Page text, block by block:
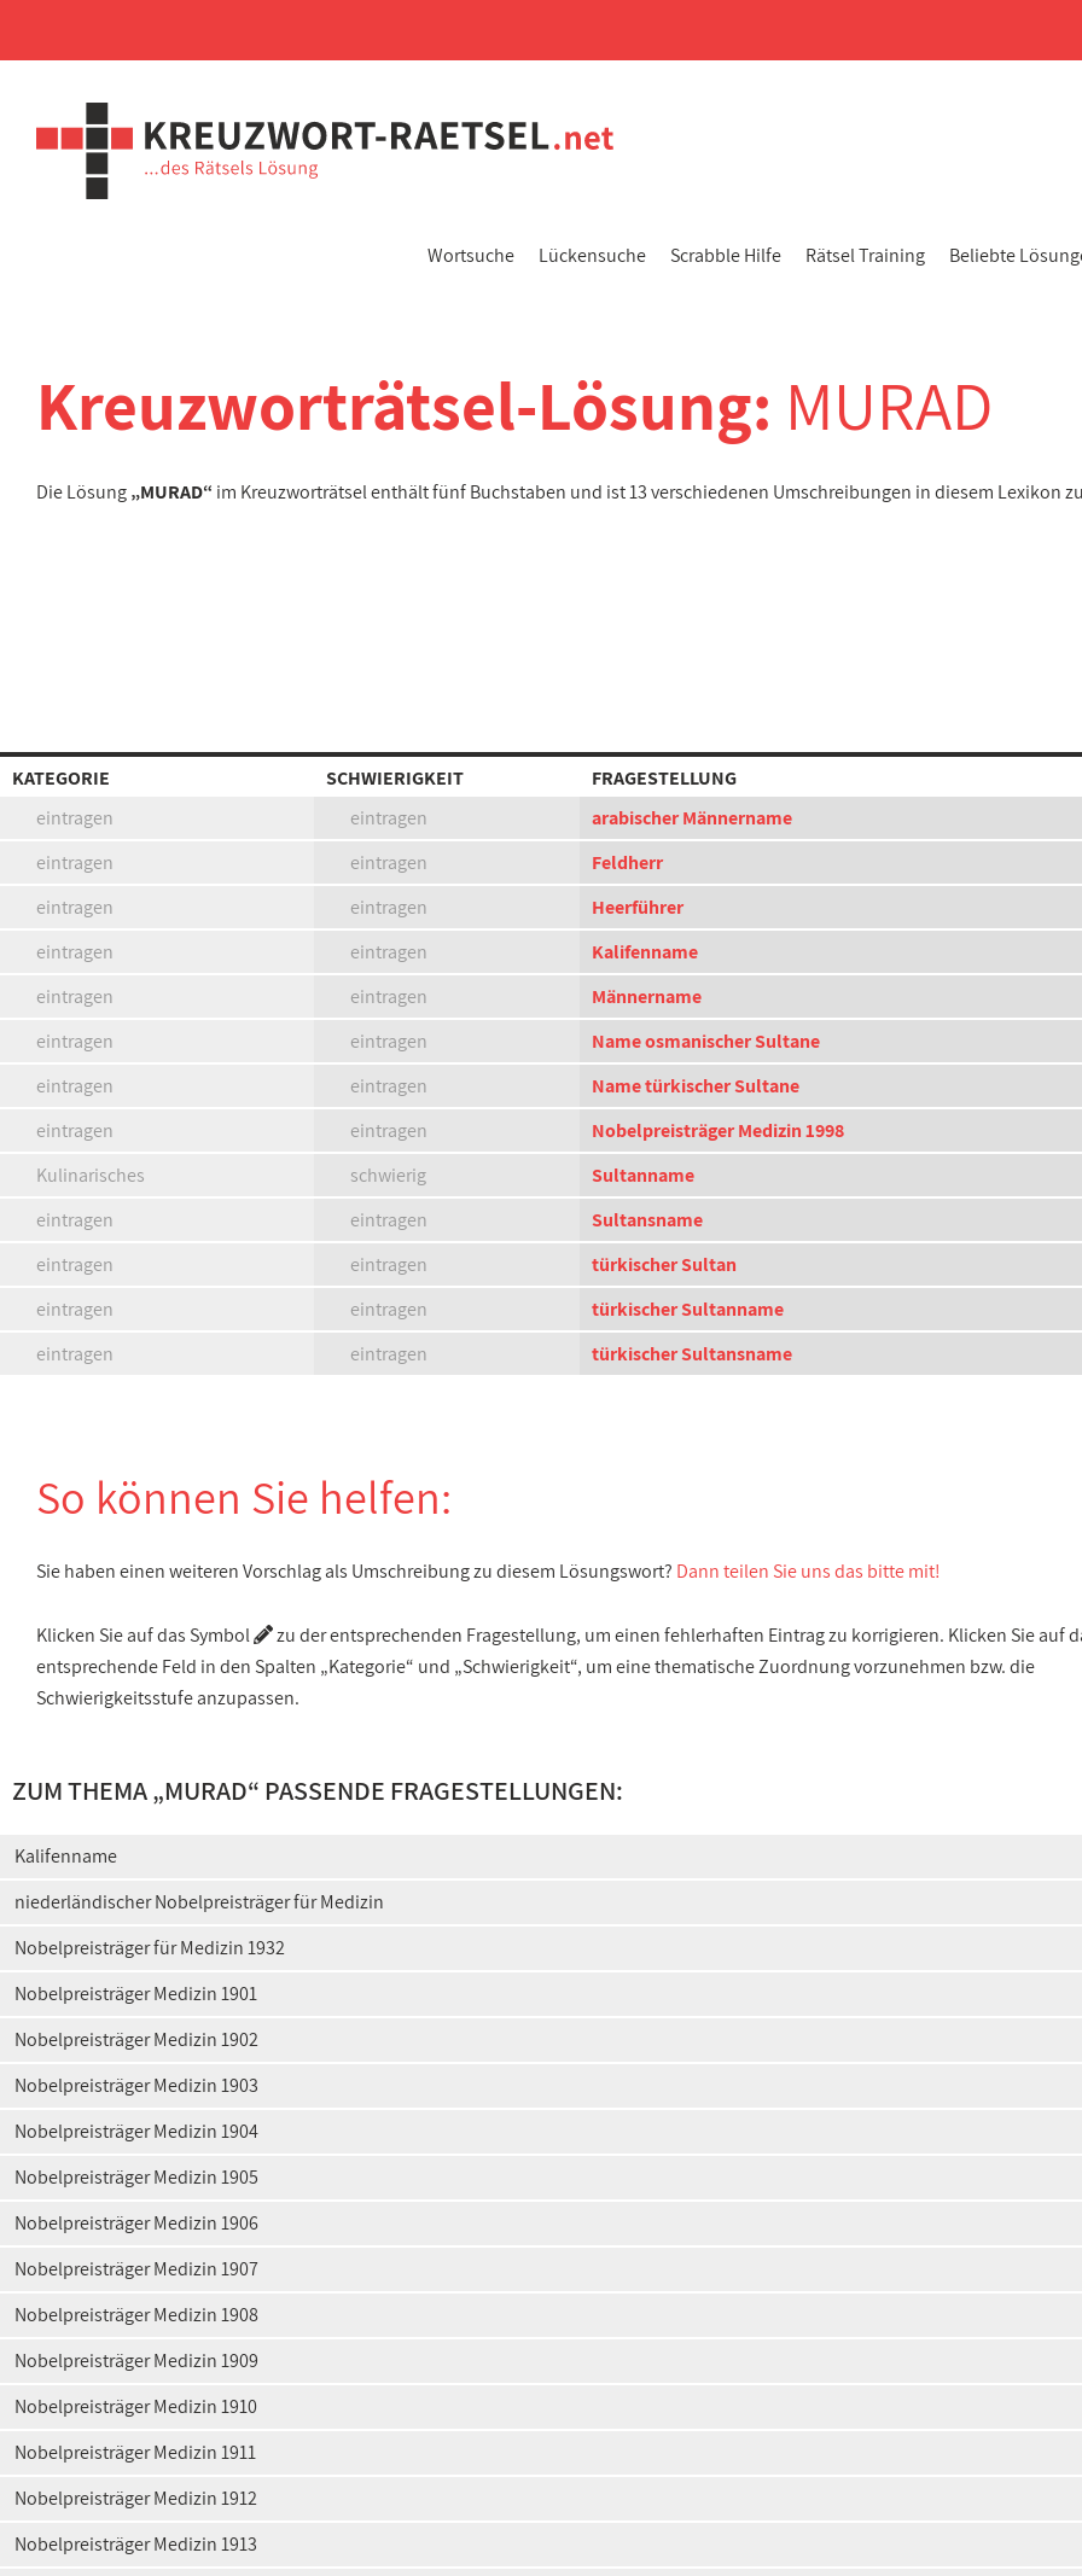
Wortsuche Lückensuche Scrabble Hilfe Rätsel Training Beliebte
Kreuzworträtsel-Lösung: MURAD
Die Lösung„MURAD“ im Kreuzworträtsel enthält fünf Buchstaben und ist 13 verschiedenen Umschreibungen in diesem Lexikon
KATEGORIE SCHWIERIGKEIT
FRAGESTELLUNG
eintragen
eintragen
arabischer Männername
eintragen
eintragen
Feldherr
eintragen
eintragen
Heerführer
eintragen
eintragen
Kalifenname
eintragen
eintragen
Männername
eintragen
eintragen
Name osmanischer Sultane
eintragen
eintragen
Name türkischer Sultane
eintragen
eintragen
Nobelpreisträger Medizin 1998
Kulinarisches
schwierig
Sultanname
eintragen
eintragen
Sultansname
eintragen
eintragen
türkischer Sultan
eintragen
eintragen
türkischer Sultanname
eintragen
eintragen türkischer Sultansname
So können Sie helfen:
Sie haben einen weiteren Vorschlag als Umschreibung zu diesem Lösungswort? Dann teilen Sie uns das bitte mit!
Klicken Sie auf das Symbol
zu der entsprechenden Fragestellung, um einen fehlerhaften Eintrag zu korrigieren. Klicken Sie auf
entsprechende Feld in den Spalten „Kategorie“ und „Schwierigkeit“, um eine thematische Zuordnung vorzunehmen bzw. die
Schwierigkeitsstufe anzupassen.
ZUM THEMA „MURAD“ PASSENDE FRAGESTELLUNGEN:
Kalifenname
niederländischer Nobelpreisträger für Medizin
Nobelpreisträger für Medizin 1932
Nobelpreisträger Medizin 1901
Nobelpreisträger Medizin 1902
Nobelpreisträger Medizin 1903
Nobelpreisträger Medizin 1904
Nobelpreisträger Medizin 1905
Nobelpreisträger Medizin 1906
Nobelpreisträger Medizin 1907
Nobelpreisträger Medizin 1908
Nobelpreisträger Medizin 1909
Nobelpreisträger Medizin 1910
Nobelpreisträger Medizin 1911
Nobelpreisträger Medizin 1912
Nobelpreisträger Medizin 1913